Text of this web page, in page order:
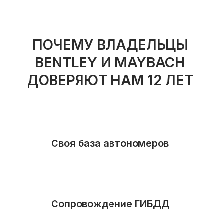
ПОЧЕМУ ВЛАДЕЛЬЦЫ
BENTLEY И MAYBACH
ДОВЕРЯЮТ НАМ 12 ЛЕТ
Своя база автономеров
Сопровождение ГИБДД